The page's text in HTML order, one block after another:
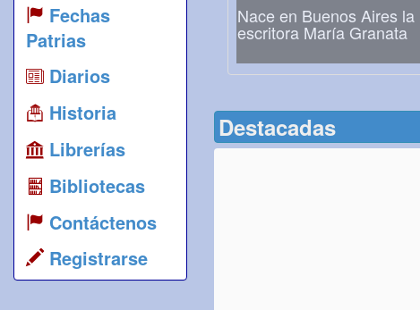
Fechas
Patrias
Diarios
Historia
Librerías
Bibliotecas
Contáctenos
Registrarse
Nace en Buenos Aires la
escritora María Granata
Destacadas